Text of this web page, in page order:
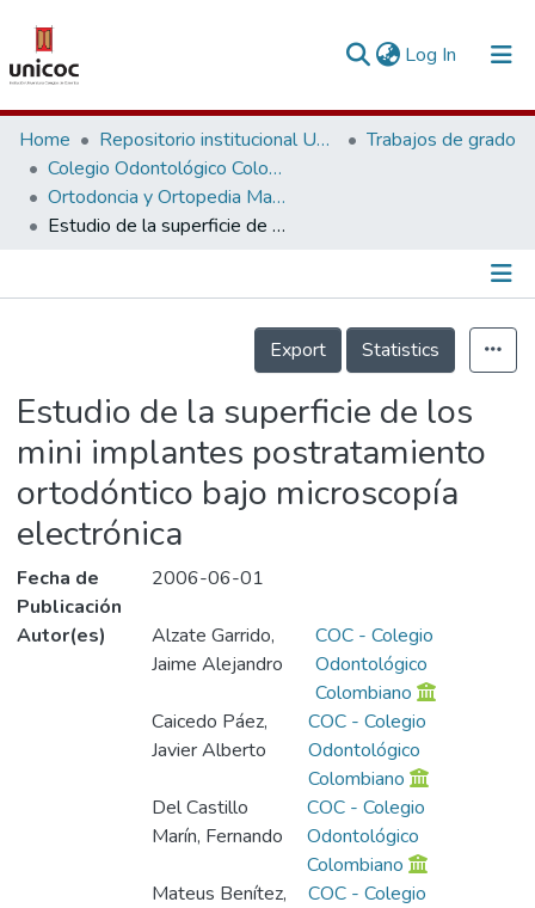
Log In (current)
Communities & Collections
Research Outputs
Fundings & Projects
Home Repositorio institucional Unicoc, RI-unicoc
Trabajos de grado
Colegio Odontológico Colombiano
Ortodoncia y Ortopedia Maxilar
Estudio de la superficie de los mini implantes postratamiento ortodóntico bajo microscopía electrónica
Información de la Publicación
Export
Statistics
Estudio de la superficie de los
mini implantes postratamiento
ortodóntico bajo microscopía
electrónica
Fecha de
Publicación
2006-06-01
Autor(es)
Alzate Garrido,
Jaime Alejandro
COC - Colegio
Odontológico
Colombiano
Caicedo Páez,
Javier Alberto
COC - Colegio
Odontológico
Colombiano
Del Castillo
Marín, Fernando
COC - Colegio
Odontológico
Colombiano
Mateus Benítez,
COC - Colegio